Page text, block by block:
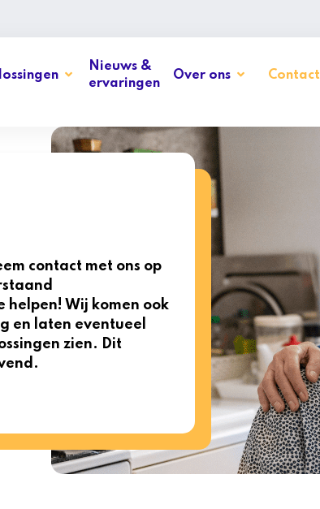
Nieuws &
ervaringen
Over ons Contact
contact met ons op
helpen! Wij komen ook
en laten eventueel
zien. Dit